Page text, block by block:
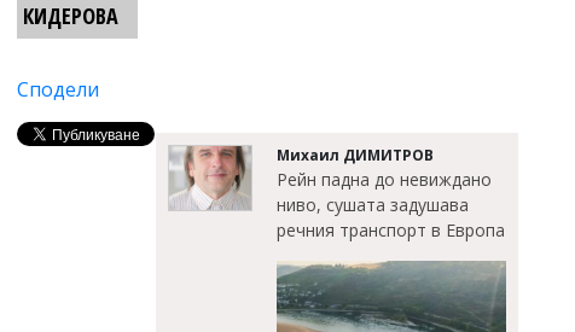
КИДЕРОВА
Сподели
Михаил ДИМИТРОВ
Рейн падна до невиждано
ниво, сушата задушава
речния транспорт в Европа